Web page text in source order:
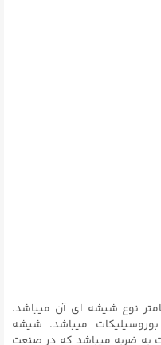
نوع شیشه ای آن میباشد.
میباشد. شیشه
به ضربه میباشد که در صنعت